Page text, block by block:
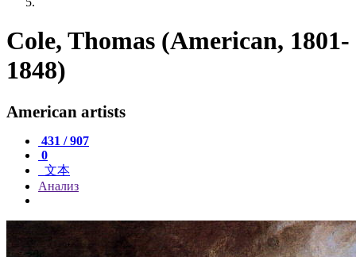
Cole, Thomas (American, 1801-
1848)
American artists
431 / 907
0
文本
Анализ